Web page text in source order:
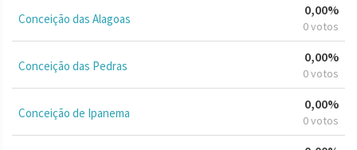
Conceição das Alagoas
0,00%
0 votos
Conceição das Pedras
0,00%
0 votos
Conceição de Ipanema
0,00%
0 votos